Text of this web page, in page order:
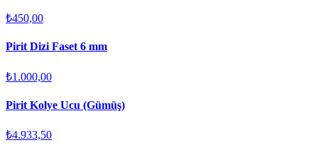
₺450,00
Pirit Dizi Faset 6 mm
₺1.000,00
Pirit Kolye Ucu (Gümüş)
₺4.933,50